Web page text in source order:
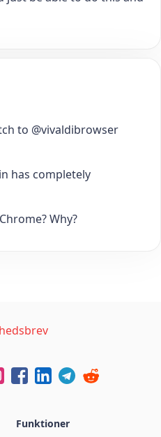
to @vivaldibrowser
has completely
Why?
Funktioner